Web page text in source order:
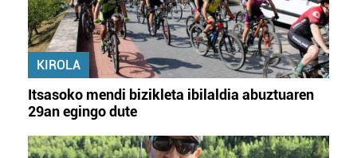
KIROLA
Itsasoko mendi bizikleta ibilaldia abuztuaren
29an egingo dute